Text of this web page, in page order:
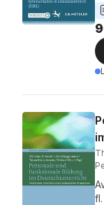
fl.